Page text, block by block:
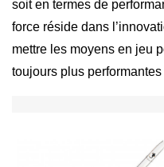
soit en termes de
force réside dans
mettre les moyens en jeu
toujours plus